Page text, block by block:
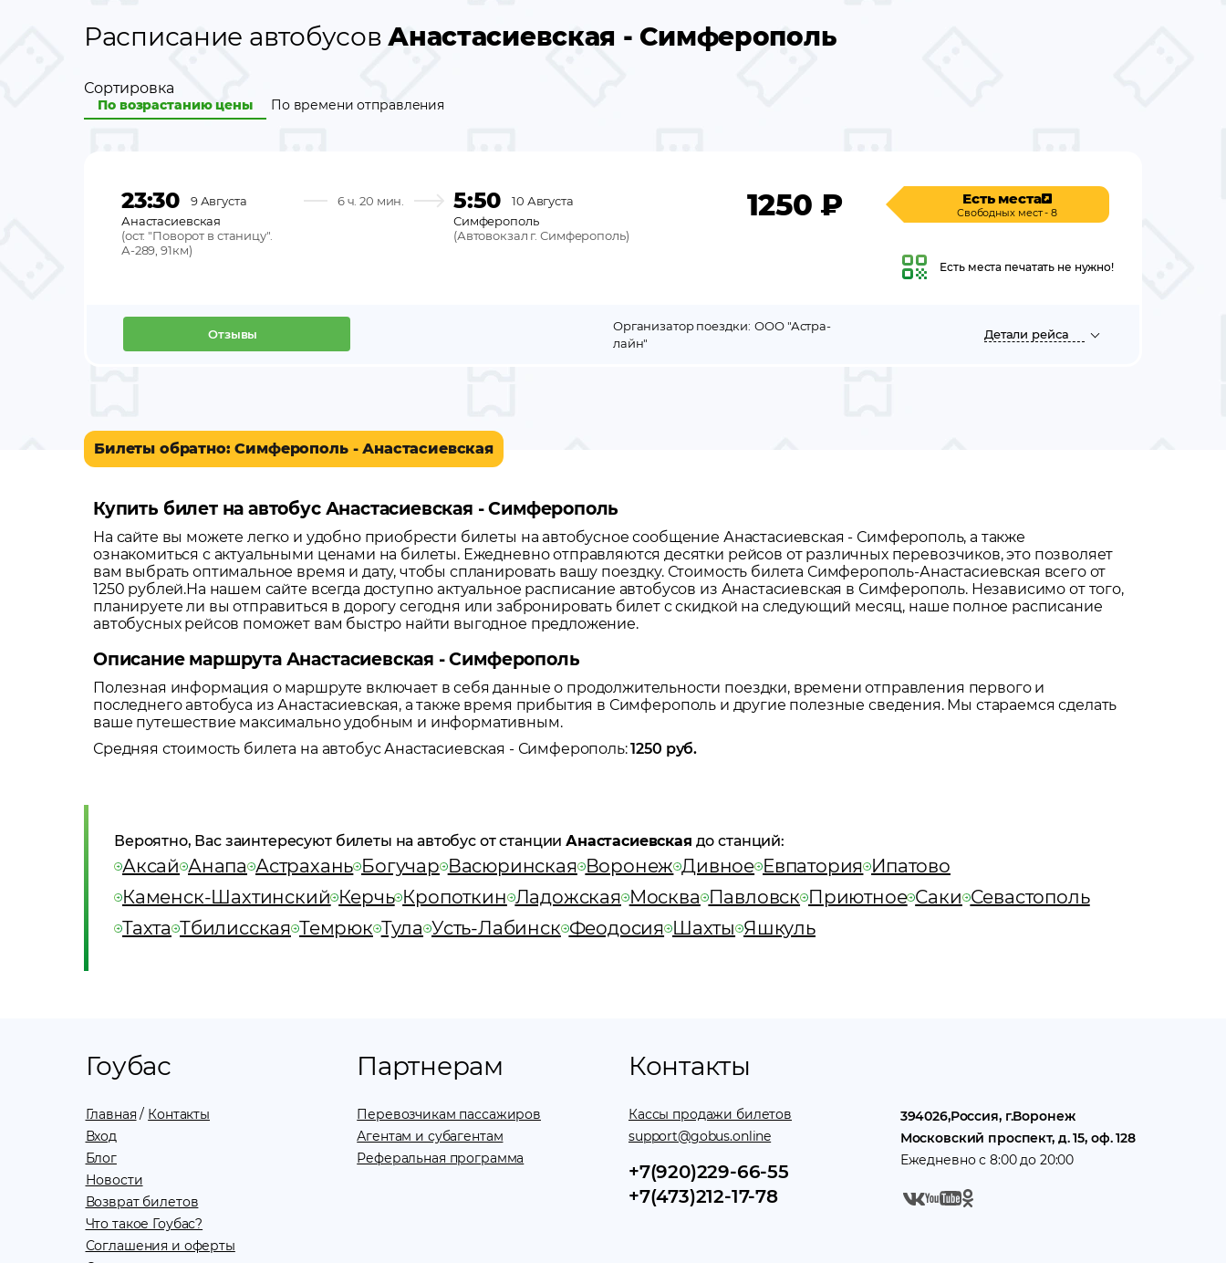
Расписание автобусовАнастасиевская - Симферополь
Сортировка
По возрастанию цены По времени отправления
23:30
9 Августа
Анастасиевская
(ост. "Поворот в станицу".
А-289, 91км)
6 ч. 20 мин. 5:50
10 Августа
Симферополь
(Автовокзал г. Симферополь)
1250 ₽ Есть места
Свободных мест - 8
Есть места печатать не нужно!
Отзывы
Организатор поездки: ООО "Астра-
лайн"
Детали рейса
Билеты обратно: Симферополь - Анастасиевская
Купить билет на автобус Анастасиевская - Симферополь
На сайте вы можете легко и удобно приобрести билеты на автобусное сообщение Анастасиевская - Симферополь, а также
ознакомиться с актуальными ценами на билеты. Ежедневно отправляются десятки рейсов от различных перевозчиков, это позволяет
вам выбрать оптимальное время и дату, чтобы спланировать вашу поездку. Стоимость билета Симферополь-Анастасиевская всего от
1250 рублей.На нашем сайте всегда доступно актуальное расписание автобусов из Анастасиевская в Симферополь. Независимо от того,
планируете ли вы отправиться в дорогу сегодня или забронировать билет с скидкой на следующий месяц, наше полное расписание
автобусных рейсов поможет вам быстро найти выгодное предложение.
Описание маршрута Анастасиевская - Симферополь
Полезная информация о маршруте включает в себя данные о продолжительности поездки, времени отправления первого и
последнего автобуса изАнастасиевская, а также время прибытия в Симферополь и другие полезные сведения. Мы стараемся сделать
ваше путешествие максимально удобным и информативным.
Средняя стоимость билета на автобусАнастасиевская - Симферополь: 1250 руб.
Вероятно, Вас заинтересуют билеты на автобус от станцииАнастасиевская до станций:
Аксай Анапа Астрахань Богучар Васюринская Воронеж Дивное Евпатория Ипатово
Каменск-Шахтинский Керчь Кропоткин Ладожская Москва Павловск Приютное Саки Севастополь
Тахта Тбилисская Темрюк Тула Усть-Лабинск Феодосия Шахты Яшкуль
Гоубас
Главная / Контакты
Вход
Блог
Новости
Возврат билетов
Что такое Гоубас?
Соглашения и оферты
Партнерам
Перевозчикам пассажиров
Агентам и субагентам
Реферальная программа
Контакты
Кассы продажи билетов
support@gobus.online
+7(920)229-66-55
+7(473)212-17-78
394026,Россия, г.Воронеж
Московский проспект, д. 15, оф. 128
Ежедневно с 8:00 до 20:00